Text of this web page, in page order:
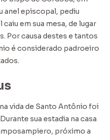
anel episcopal, pediu
em sua mesa, de lugar
Por causa destes e tantos
é considerado padroeiro
vida de Santo Antônio foi
sua estadia na casa
próximo a